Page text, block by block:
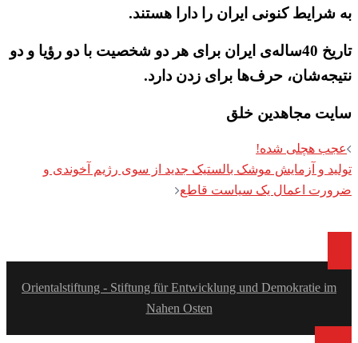
به شرایط کنونی ایران را دارا هستند.
تاریخ 40ساله‌ی ایران برای هر دو شخصیت با دو رؤیا و دو
نتیجه‌شان، حرف‌ها برای زدن دارد.
سایت مجاهدین خلق
Post
navigation
عجب هچلی شده!
تولید و آزمایش موشک بالستیک جدید از سوی رژیم آخوندی و
ضرورت اعمال یک سیاست قاطع
Orientalstiftung - Stiftung für Entwicklung und Demokratie im
Nahen Osten